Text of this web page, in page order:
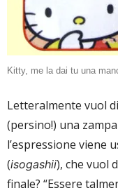
Kitty, me la dai tu una
Letteralmente vuol
(persino!) una
l’espressione viene
(isogashii), che vuol
finale? “Essere